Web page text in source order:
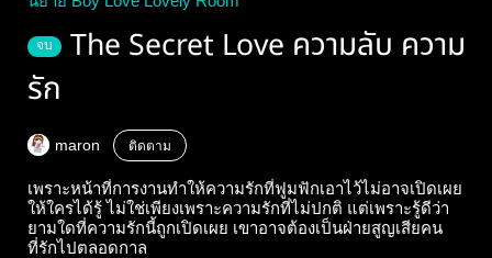
จบ
The Secret Love ความลับ ความ
รัก
maron ติดตาม
เพราะหน้าที่การงานทำให้ความรักที่ฟูมฟักเอาไว้ไม่อาจเปิดเผย
ให้ใครได้รู้ ไม่ใช่เพียงเพราะความรักที่ไม่ปกติ แต่เพราะรู้ดีว่า
ยามใดที่ความรักนี้ถูกเปิดเผย เขาอาจต้องเป็นฝ่ายสูญเสียคน
ที่รักไปตลอดกาล